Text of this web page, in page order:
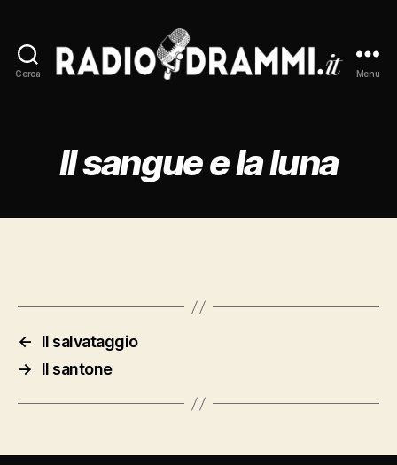
Cerca Menu
Il sangue e la luna
←
Il salvataggio
→
Il santone